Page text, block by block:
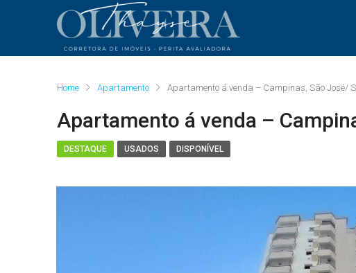
Home Apartamento Apartamento á venda – Campinas, São José/
Apartamento á venda –
DESTAQUE USADOS DISPONÍVEL